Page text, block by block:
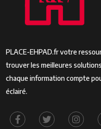
PLACE-EHPAD.fr votre
trouver les meilleures
chaque information compte
éclairé.